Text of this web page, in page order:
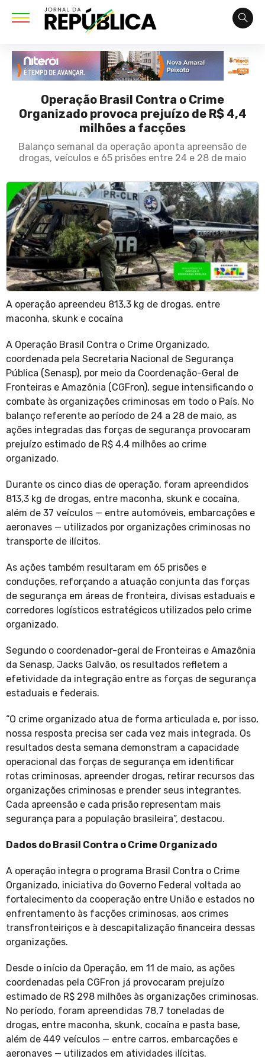
Operação Brasil Contra o Crime
Organizado provoca prejuízo de R$ 4,4
milhões a facções
Balanço semanal da operação aponta apreensão de
drogas, veículos e 65 prisões entre 24 e 28 de maio
A operação apreendeu 813,3 kg de drogas, entre
maconha, skunk e cocaína
A Operação Brasil Contra o Crime Organizado,
coordenada pela Secretaria Nacional de Segurança
Pública (Senasp), por meio da Coordenação-Geral de
Fronteiras e Amazônia (CGFron), segue intensificando o
combate às organizações criminosas em todo o País. No
balanço referente ao período de 24 a 28 de maio, as
ações integradas das forças de segurança provocaram
prejuízo estimado de R$ 4,4 milhões ao crime
organizado.
Durante os cinco dias de operação, foram apreendidos
813,3 kg de drogas, entre maconha, skunk e cocaína,
além de 37 veículos — entre automóveis, embarcações e
aeronaves — utilizados por organizações criminosas no
transporte de ilícitos.
As ações também resultaram em 65 prisões e
conduções, reforçando a atuação conjunta das forças
de segurança em áreas de fronteira, divisas estaduais e
corredores logísticos estratégicos utilizados pelo crime
organizado.
Segundo o coordenador-geral de Fronteiras e Amazônia
da Senasp, Jacks Galvão, os resultados refletem a
efetividade da integração entre as forças de segurança
estaduais e federais.
“O crime organizado atua de forma articulada e, por isso,
nossa resposta precisa ser cada vez mais integrada. Os
resultados desta semana demonstram a capacidade
operacional das forças de segurança em identificar
rotas criminosas, apreender drogas, retirar recursos das
organizações criminosas e prender seus integrantes.
Cada apreensão e cada prisão representam mais
segurança para a população brasileira”, destacou.
Dados do Brasil Contra o Crime Organizado
A operação integra o programa Brasil Contra o Crime
Organizado, iniciativa do Governo Federal voltada ao
fortalecimento da cooperação entre União e estados no
enfrentamento às facções criminosas, aos crimes
transfronteiriços e à descapitalização financeira dessas
organizações.
Desde o início da Operação, em 11 de maio, as ações
coordenadas pela CGFron já provocaram prejuízo
estimado de R$ 298 milhões às organizações criminosas.
No período, foram apreendidas 78,7 toneladas de
drogas, entre maconha, skunk, cocaína e pasta base,
além de 449 veículos — entre carros, embarcações e
aeronaves — utilizados em atividades ilícitas.